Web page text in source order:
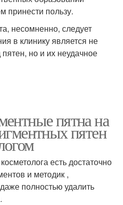
принести пользу.
несомненно, следует
в клинику является не
пятен, но и их неудачное
пятна на
пятен
есть достаточно
и методик ,
полностью удалить